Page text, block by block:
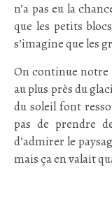
n’a pas eu la
que les petits
s’imagine que les
On continue
au plus près du
du soleil font
pas de prendre
d’admirer le
mais ça en valait